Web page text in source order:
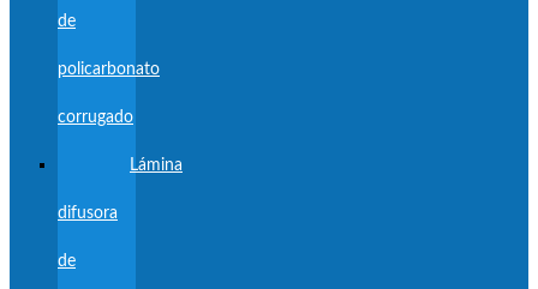
de
policarbonato
corrugado
Lámina
difusora
de